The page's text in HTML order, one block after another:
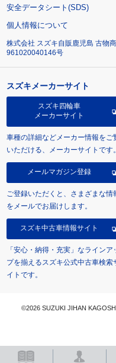
安全データシート(SDS)
個人情報について
株式会社 スズキ自販鹿児島 古物
961020040146号
スズキメーカーサイト
スズキ四輪車
メーカーサイト
車種の詳細などメーカー情報をご
いただける、メーカーサイトです。
メールマガジン登録
ご登録いただくと、さまざまな情
をメールでお届けします。
スズキ中古車情報サイト
「安心・納得・充実」なラインア
プを揃えるスズキ公式中古車検索
イトです。
©2026 SUZUKI JIHAN